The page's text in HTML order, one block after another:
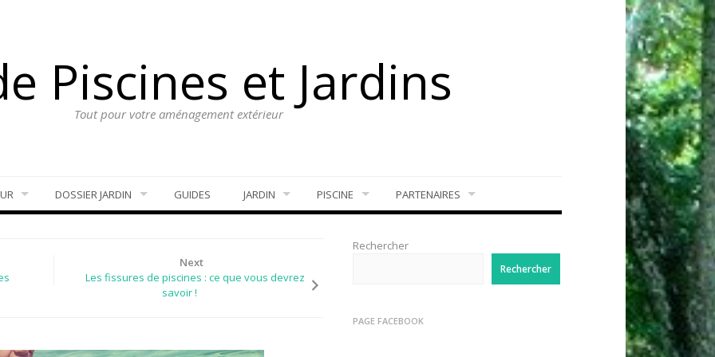
Piscines et Jardins
Tout pour votre aménagement extérieur
DOSSIER JARDIN GUIDES JARDIN PISCINE PARTENAIRES
Next
Les fissures de piscines : ce que vous devrez
savoir !
Rechercher
Rechercher
PAGE FACEBOOK